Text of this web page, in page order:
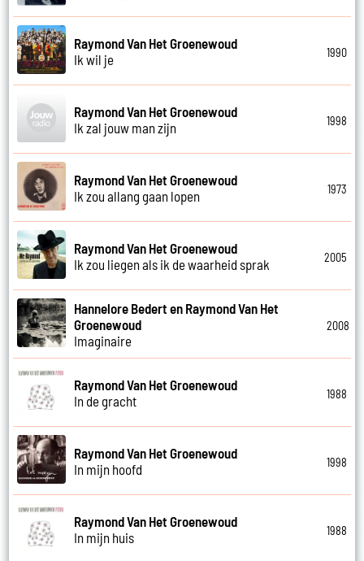
Raymond Van Het Groenewoud
Ik wil je
1990
Raymond Van Het Groenewoud
Ik zal jouw man zijn
1998
Raymond Van Het Groenewoud
Ik zou allang gaan lopen
1973
Raymond Van Het Groenewoud
Ik zou liegen als ik de waarheid sprak
2005
Hannelore Bedert en Raymond Van Het
Groenewoud
Imaginaire
2008
Raymond Van Het Groenewoud
In de gracht
1988
Raymond Van Het Groenewoud
In mijn hoofd
1998
Raymond Van Het Groenewoud
In mijn huis
1988